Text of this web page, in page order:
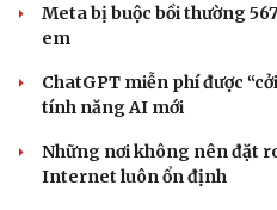
Meta bị buộc bồi thường
em
ChatGPT miễn phí được
tính năng AI mới
Những nơi không nên đặt
Internet luôn ổn định